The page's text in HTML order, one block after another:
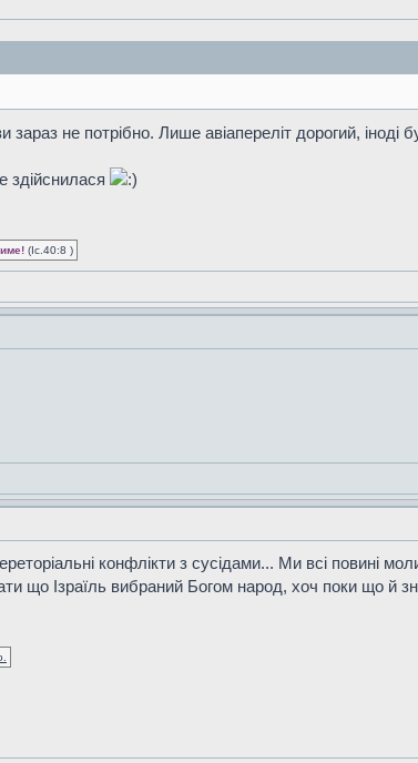
зараз не потрібно. Лише авіапереліт дорогий,
здійснилася
(Іс.40:8 )
конфлікти з сусідами... Ми всі повині
Ізраїль вибраний Богом народ, хоч поки що й